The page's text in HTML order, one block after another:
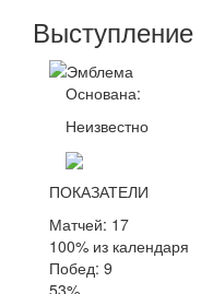
Выступление
Основана:
Неизвестно
ПОКАЗАТЕЛИ
Матчей: 17
100% из календаря
Побед: 9
53%